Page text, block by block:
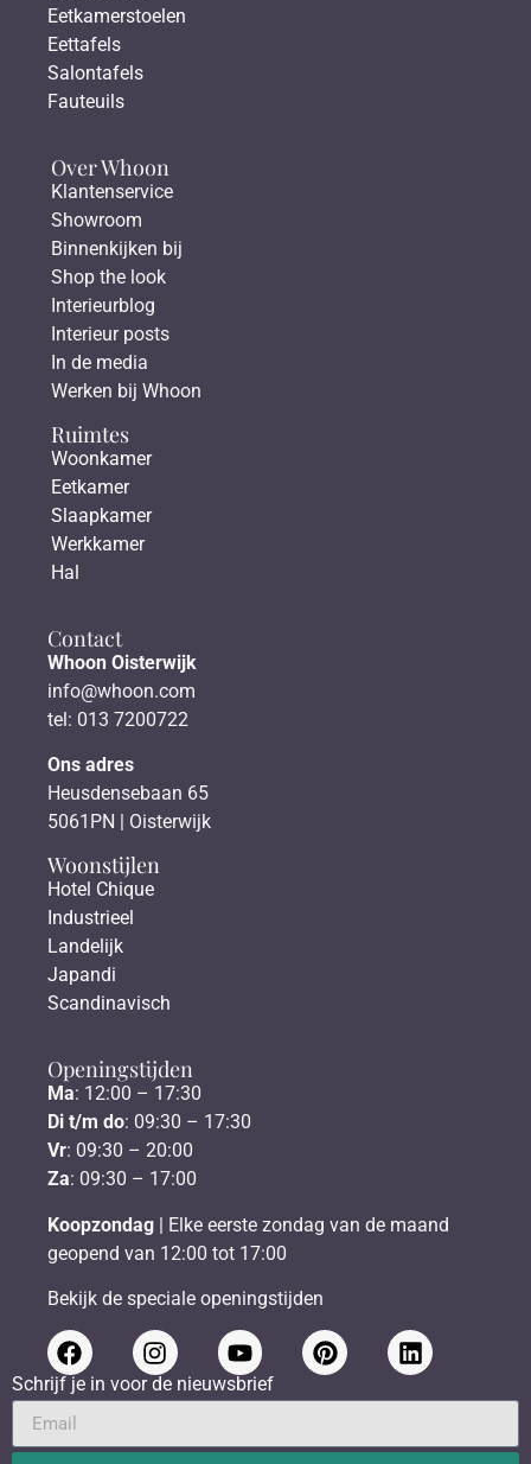
Eetkamerstoelen
Eettafels
Salontafels
Fauteuils
Over Whoon
Klantenservice
Showroom
Binnenkijken bij
Shop the look
Interieurblog
Interieur posts
In de media
Werken bij Whoon
Ruimtes
Woonkamer
Eetkamer
Slaapkamer
Werkkamer
Hal
Contact
Whoon Oisterwijk
info@whoon.com
tel: 013 7200722
Ons adres
Heusdensebaan 65
5061PN | Oisterwijk
Woonstijlen
Hotel Chique
Industrieel
Landelijk
Japandi
Scandinavisch
Openingstijden
Ma: 12:00 – 17:30
Di t/m do: 09:30 – 17:30
Vr: 09:30 – 20:00
Za: 09:30 – 17:00
Koopzondag | Elke eerste zondag van de maand
geopend van 12:00 tot 17:00
Bekijk de speciale openingstijden
Schrijf je in voor de nieuwsbrief